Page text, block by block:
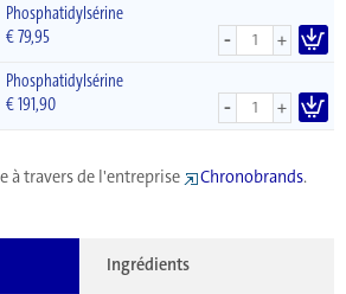
Phosphatidylsérine
€79,95 - +
Phosphatidylsérine
€191,90 - +
à travers de l'entreprise Chronobrands.
Ingrédients